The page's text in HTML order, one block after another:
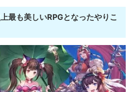
最も美しいRPGとなったやりこ